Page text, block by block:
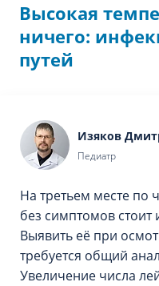
Высокая
ничего:
путей
Изяков
Педиатр
На третьем месте по
без симптомов
Выявить её при
требуется общий
Увеличение числа